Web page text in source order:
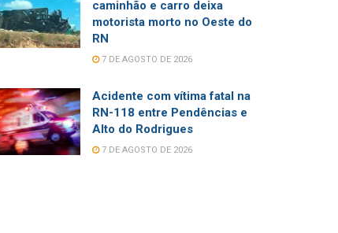
caminhão e carro deixa
motorista morto no Oeste do
RN
7 DE AGOSTO DE 2026
Acidente com vítima fatal na
RN-118 entre Pendências e
Alto do Rodrigues
7 DE AGOSTO DE 2026